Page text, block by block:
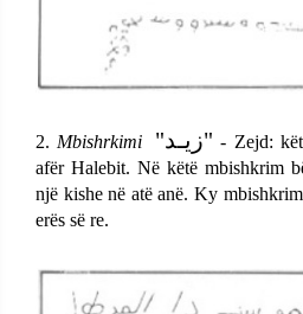
2. Mbishrkimi "زيـد"- Zejd:
afër Halebit. Në këtë mbishkrim
një kishe në atëanë. Ky
erës së re.